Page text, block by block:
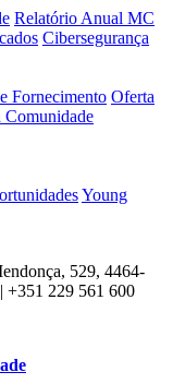
Relatório Anual MC
Cibersegurança
Fornecimento Oferta
Comunidade
Young
529, 4464-
+351 229 561 600